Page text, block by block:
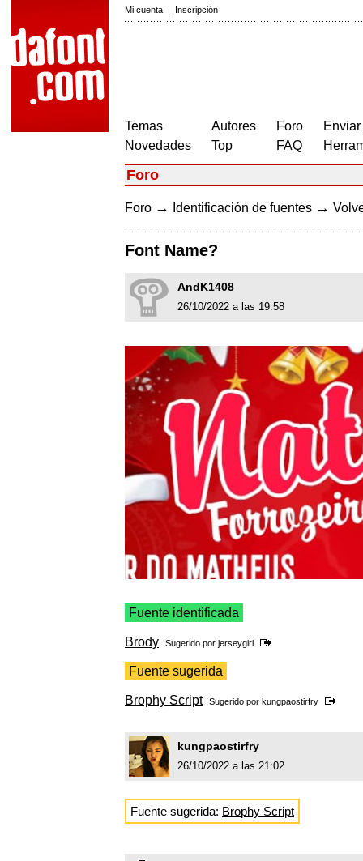
Mi cuenta | Inscripción
Temas
Novedades
Autores
Top
Foro
FAQ
Foro
Foro → Identificación de fuentes →
Font Name?
AndK1408
26/10/2022 a las 19:58
Fuente identificada
Brody Sugerido por jerseygirl
Fuente sugerida
Brophy Script Sugerido por kungpaostirfry
kungpaostirfry
26/10/2022 a las 21:02
Fuente sugerida: Brophy Script